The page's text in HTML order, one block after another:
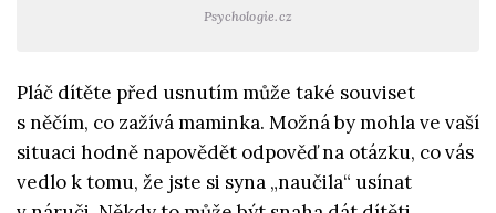
Psychologie.cz
Pláč dítěte před usnutím může také souviset
s něčím, co zažívá maminka. Možná by mohla ve vaší
situaci hodně napovědět odpověď na otázku, co vás
vedlo k tomu, že jste si syna „naučila“ usínat